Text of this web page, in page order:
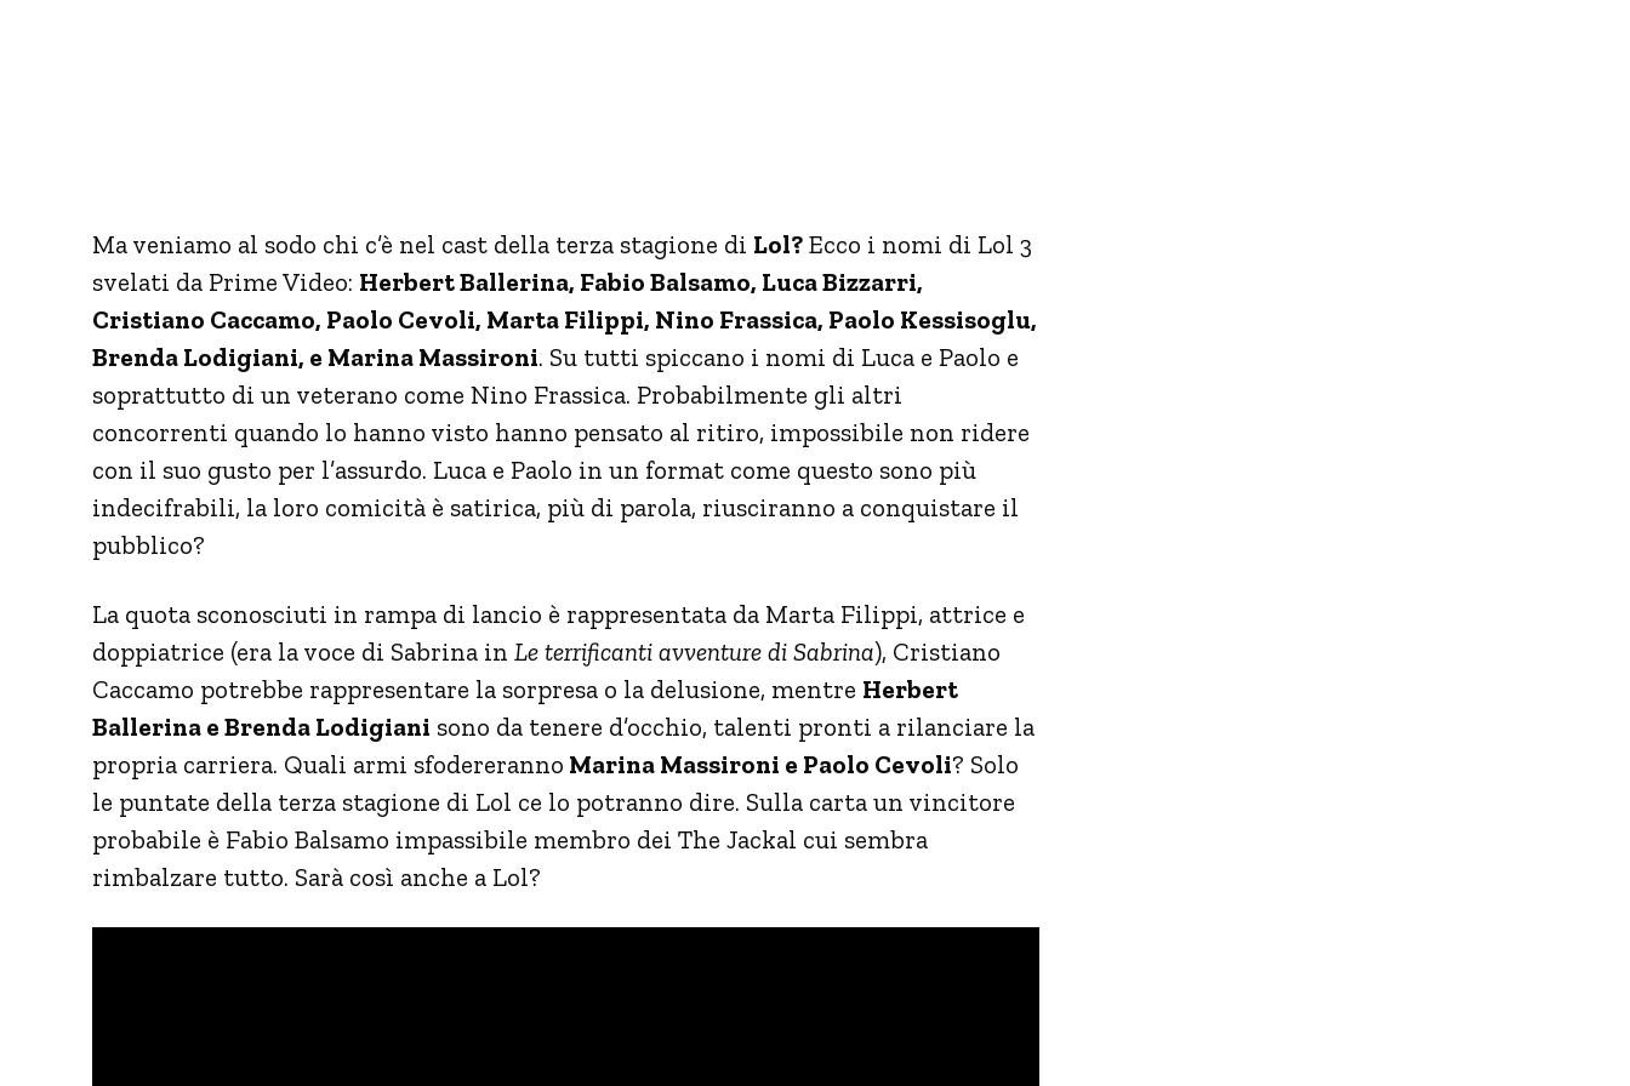
Ma veniamo al sodo chi c’è nel cast della terza stagione di Lol? Ecco i nomi di Lol 3
svelati da Prime Video: Herbert Ballerina, Fabio Balsamo, Luca Bizzarri,
Cristiano Caccamo, Paolo Cevoli, Marta Filippi, Nino Frassica, Paolo Kessisoglu,
Brenda Lodigiani, e Marina Massironi. Su tutti spiccano i nomi di Luca e Paolo e
soprattutto di un veterano come Nino Frassica. Probabilmente gli altri
concorrenti quando lo hanno visto hanno pensato al ritiro, impossibile non ridere
con il suo gusto per l’assurdo. Luca e Paolo in un format come questo sono più
indecifrabili, la loro comicità è satirica, più di parola, riusciranno a conquistare il
pubblico?
La quota sconosciuti in rampa di lancio è rappresentata da Marta Filippi, attrice e
doppiatrice (era la voce di Sabrina in Le terrificanti avventure di Sabrina), Cristiano
Caccamo potrebbe rappresentare la sorpresa o la delusione, mentre Herbert
Ballerina e Brenda Lodigiani sono da tenere d’occhio, talenti pronti a rilanciare la
propria carriera. Quali armi sfodereranno Marina Massironi e Paolo Cevoli? Solo
le puntate della terza stagione di Lol ce lo potranno dire. Sulla carta un vincitore
probabile è Fabio Balsamo impassibile membro dei The Jackal cui sembra
rimbalzare tutto. Sarà così anche a Lol?